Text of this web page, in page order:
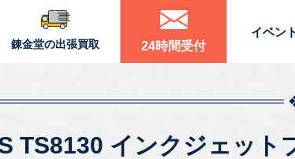
錬金堂の出張買取 24時間受付
イベント
TS8130 インクジェッ